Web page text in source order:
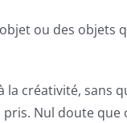
ou des
créativité, sans
Nul doute